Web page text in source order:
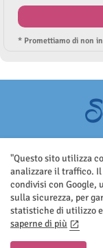
* Promettiamo di non
aggiornato senza
un prodotto
Home
"Questo sito utilizza
analizzare il traffico.
condivisi con Google,
sulla sicurezza, per
statistiche di utilizzo
saperne di più